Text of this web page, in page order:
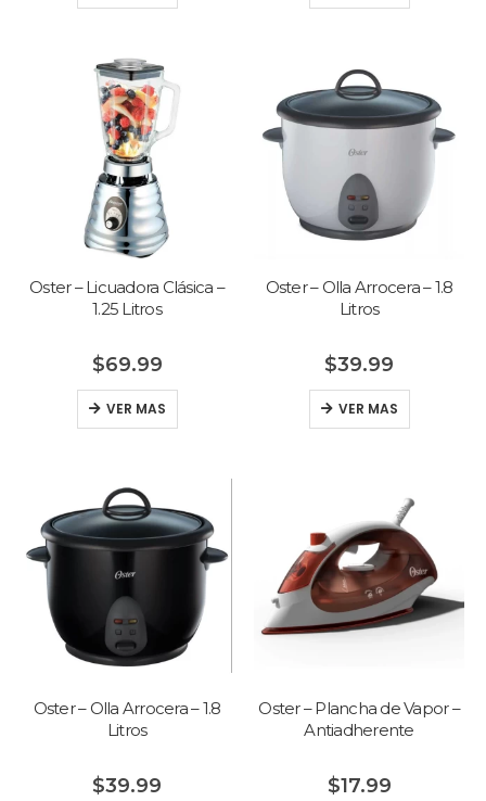
Oster – Licuadora Clásica –
1.25 Litros
$69.99
VER MAS
Oster – Olla Arrocera – 1.8
Litros
$39.99
VER MAS
Oster – Olla Arrocera – 1.8
Litros
$39.99
Oster – Plancha de Vapor –
Antiadherente
$17.99